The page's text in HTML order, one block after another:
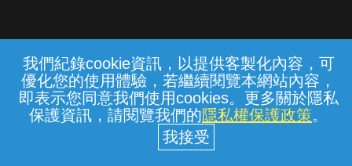
我們紀錄cookie資訊，以提供客製化內容，可
優化您的使用體驗，若繼續閱覽本網站內容，
即表示您同意我們使用cookies。更多關於隱私
保護資訊，請閱覽我們的隱私權保護政策。
常見問題 線上客服 服務條款 隱私權保護
中華電信股份有限公司個人家庭分公司
(統一編號：96979949) © 2026
{{notifyMsg}}